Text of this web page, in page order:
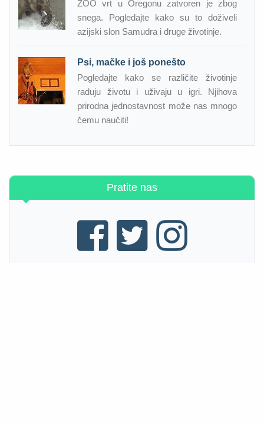
ZOO vrt u Oregonu zatvoren je zbog
snega. Pogledajte kako su to doživeli
azijski slon Samudra i druge životinje.
Psi, mačke i još ponešto
Pogledajte kako se različite životinje
raduju životu i uživaju u igri. Njihova
prirodna jednostavnost može nas mnogo
čemu naučiti!
Pratite nas